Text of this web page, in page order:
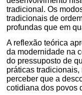
tradicional. Os
tradicionais de
profundas que em
A reflexão teórica
da modernidade na
do pressuposto de
práticas
perceber que a
cotidiana dos povos